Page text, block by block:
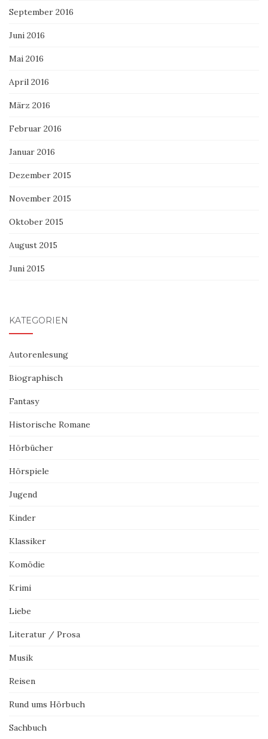
September 2016
Juni 2016
Mai 2016
April 2016
März 2016
Februar 2016
Januar 2016
Dezember 2015
November 2015
Oktober 2015
August 2015
Juni 2015
KATEGORIEN
Autorenlesung
Biographisch
Fantasy
Historische Romane
Hörbücher
Hörspiele
Jugend
Kinder
Klassiker
Komödie
Krimi
Liebe
Literatur / Prosa
Musik
Reisen
Rund ums Hörbuch
Sachbuch